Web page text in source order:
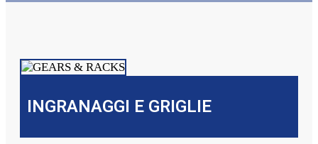
INGRANAGGI E GRIGLIE